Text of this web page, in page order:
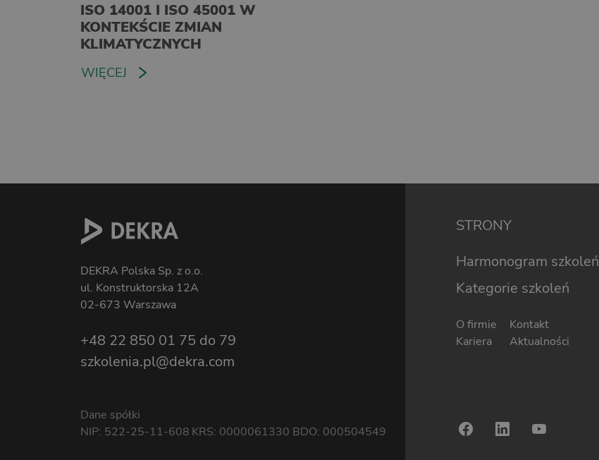
ISO 14001 I ISO 45001 W
KONTEKŚCIE ZMIAN
KLIMATYCZNYCH
WIĘCEJ
DEKRA Polska Sp. z o.o.
ul. Konstruktorska 12A
02-673 Warszawa
+48 22 850 01 75 do 79
szkolenia.pl@dekra.com
Dane spółki
NIP: 522-25-11-608 KRS: 0000061330 BDO: 000504549
STRONY
Harmonogram szkoleń
Kategorie szkoleń
O firmie
Kontakt
Kariera
Aktualności